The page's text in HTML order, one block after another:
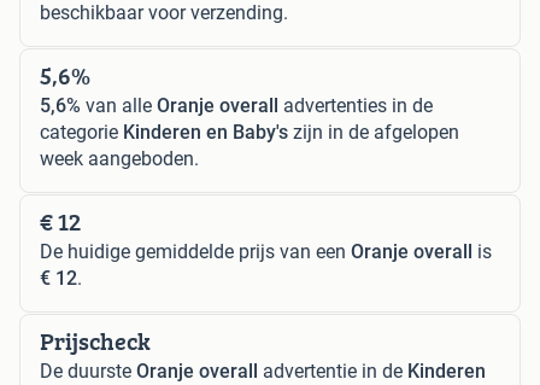
beschikbaar voor verzending.
5,6%
5,6% van alle Oranje overall advertenties in de
categorie Kinderen en Baby's zijn in de afgelopen
week aangeboden.
€ 12
De huidige gemiddelde prijs van een Oranje overall is
€ 12.
Prijscheck
De duurste Oranje overall advertentie in de Kinderen